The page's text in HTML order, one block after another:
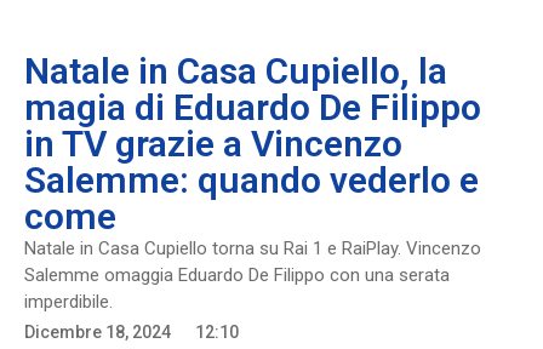
Natale in Casa Cupiello, la
magia di Eduardo De Filippo
in TV grazie a Vincenzo
Salemme: quando vederlo e
come
Natale in Casa Cupiello torna su Rai 1 e RaiPlay. Vincenzo
Salemme omaggia Eduardo De Filippo con una serata
imperdibile.
Dicembre 18, 2024
12:10